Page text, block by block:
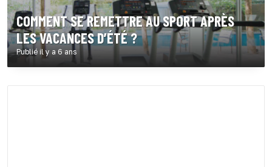
COMMENT SE REMETTRE AU SPORT APRÈS
LES VACANCES D’ÉTÉ ?
Publié il y a 6 ans